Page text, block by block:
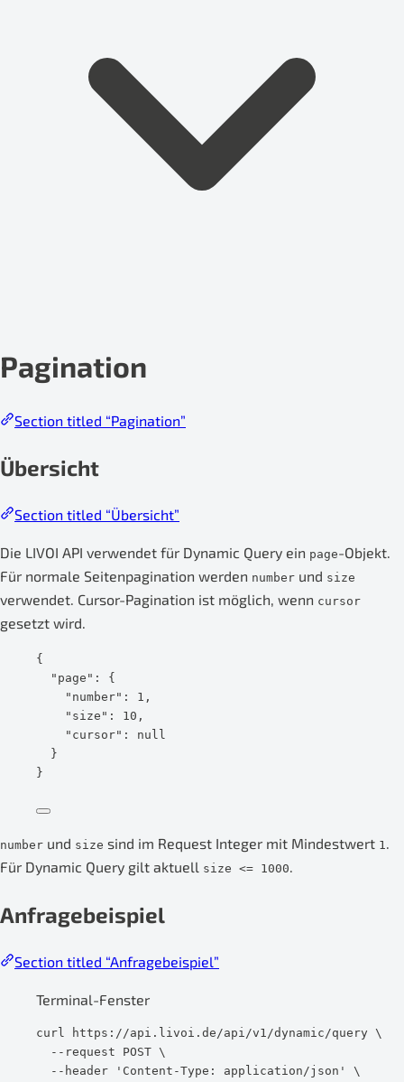
Pagination
Section titled “Pagination”
Übersicht
Section titled “Übersicht”
Die LIVOI API verwendet für Dynamic Query ein page-Objekt.
Für normale Seitenpagination werden number und size
verwendet. Cursor-Pagination ist möglich, wenn cursor
gesetzt wird.
{
"page" : {
"number" : 1 ,
"size" : 10 ,
"cursor" : null
}
}
number und size sind im Request Integer mit Mindestwert 1.
Für Dynamic Query gilt aktuell size <= 1000.
Anfragebeispiel
Section titled “Anfragebeispiel”
Terminal-Fenster
curl https://api.livoi.de/api/v1/dynamic/query \
--request
POST \
--header
' Content-Type: application/json '
\